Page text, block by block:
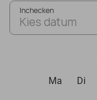
Inchecken
Kies datum
Ma
Di